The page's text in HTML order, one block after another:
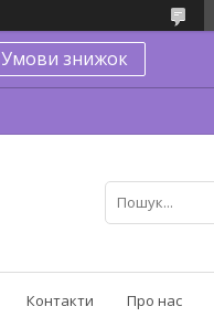
Умови знижок
Контакти Про нас